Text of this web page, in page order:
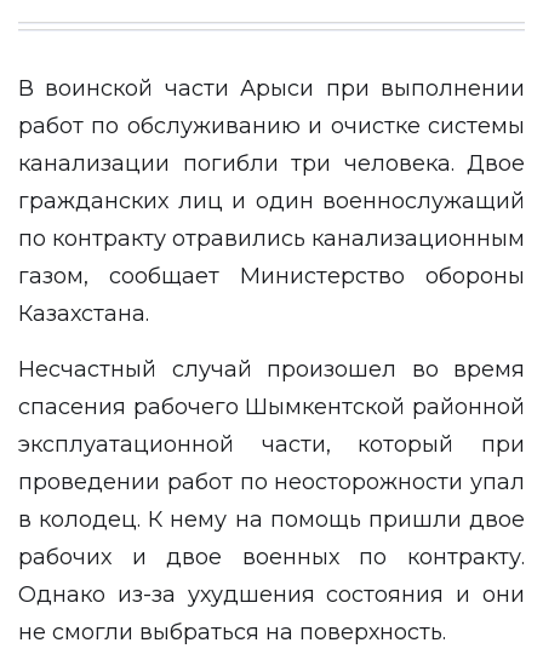
В воинской части Арыси при выполнении
работ по обслуживанию и очистке системы
канализации погибли три человека. Двое
гражданских лиц и один военнослужащий
по контракту отравились канализационным
газом, сообщает Министерство обороны
Казахстана.
Несчастный случай произошел во время
спасения рабочего Шымкентской районной
эксплуатационной части, который при
проведении работ по неосторожности упал
в колодец. К нему на помощь пришли двое
рабочих и двое военных по контракту.
Однако из-за ухудшения состояния и они
не смогли выбраться на поверхность.